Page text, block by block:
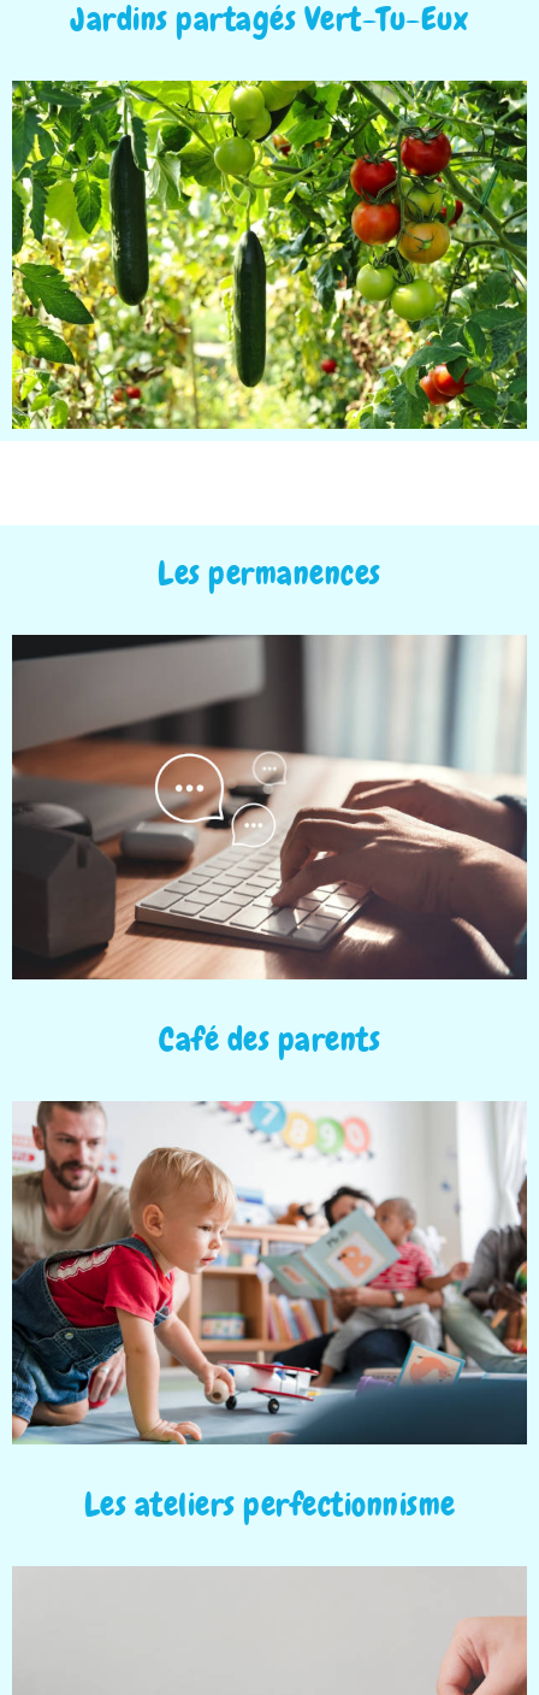
Jardins partagés Vert-Tu-Eux
Les permanences
Café des parents
Les ateliers perfectionnisme